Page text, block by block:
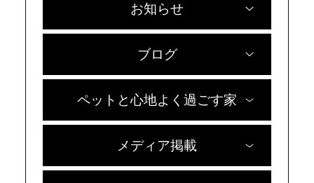
お知らせ
ブログ
ペットと心地よく過ごす家
メディア掲載